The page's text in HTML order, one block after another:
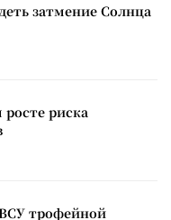
затмение Солнца
риска
трофейной